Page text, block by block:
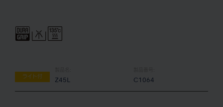
ライト付
Z45L C1064